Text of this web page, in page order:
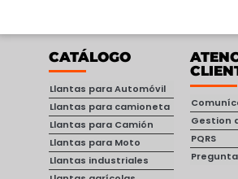
CATÁLOGO
Llantas para Automóvil
Llantas para camioneta
Llantas para Camión
Llantas para Moto
Llantas industriales
Gestion
PQRS